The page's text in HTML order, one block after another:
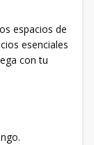
espacios de
esenciales
con tu